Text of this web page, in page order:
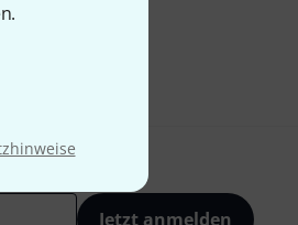
Jetzt anmelden